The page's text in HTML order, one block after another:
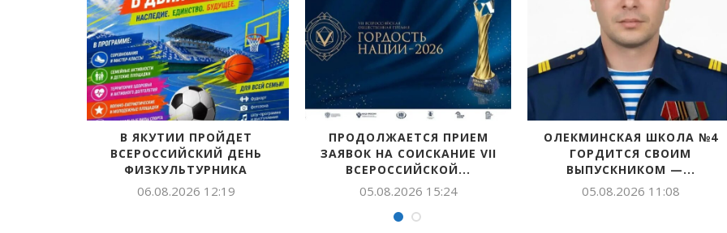
В ЯКУТИИ ПРОЙДЕТ
ВСЕРОССИЙСКИЙ ДЕНЬ
ФИЗКУЛЬТУРНИКА
06.08.2026 12:19
ПРОДОЛЖАЕТСЯ ПРИЕМ
ЗАЯВОК НА СОИСКАНИЕ VII
ВСЕРОССИЙСКОЙ...
05.08.2026 15:24
ОЛЕКМИНСКАЯ ШКОЛА №4
ГОРДИТСЯ СВОИМ
ВЫПУСКНИКОМ —...
05.08.2026 11:08